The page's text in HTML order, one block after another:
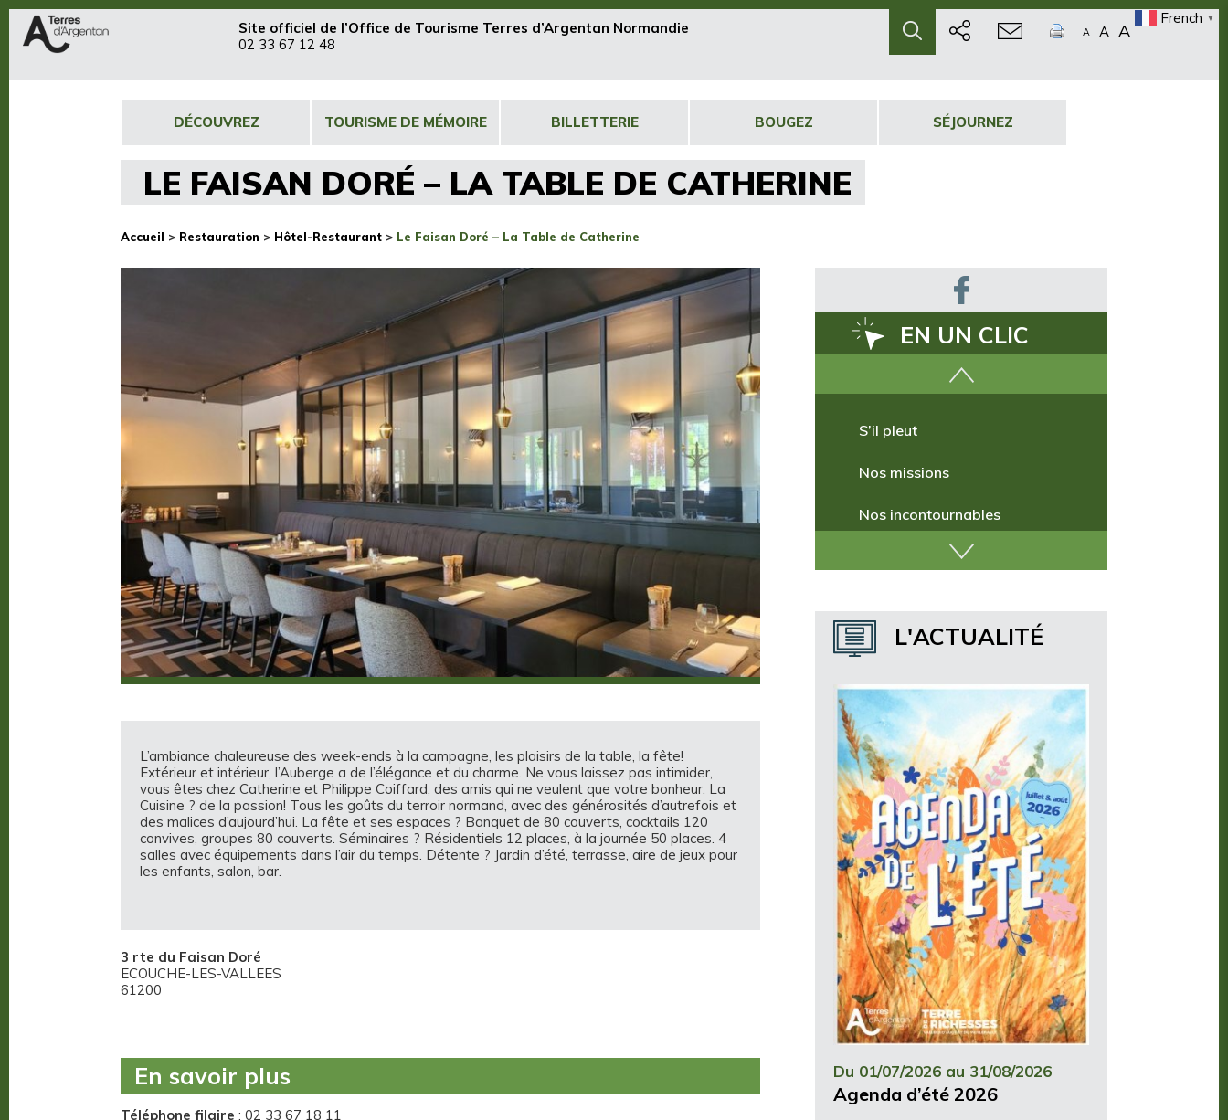
Site officiel de l’Office de Tourisme Terres d’Argentan Normandie
02 33 67 12 48
A A A
French ▼
DÉCOUVREZ TOURISME DE MÉMOIRE BILLETTERIE BOUGEZ SÉJOURNEZ
LE FAISAN DORÉ – LA TABLE DE CATHERINE
Accueil > Restauration > Hôtel-Restaurant > Le Faisan Doré – La Table de Catherine
L’ambiance chaleureuse des week-ends à la campagne, les plaisirs de la table, la fête!
Extérieur et intérieur, l’Auberge a de l’élégance et du charme. Ne vous laissez pas intimider,
vous êtes chez Catherine et Philippe Coiffard, des amis qui ne veulent que votre bonheur. La
Cuisine ? de la passion! Tous les goûts du terroir normand, avec des générosités d’autrefois et
des malices d’aujourd’hui. La fête et ses espaces ? Banquet de 80 couverts, cocktails 120
convives, groupes 80 couverts. Séminaires ? Résidentiels 12 places, à la journée 50 places. 4
salles avec équipements dans l’air du temps. Détente ? Jardin d’été, terrasse, aire de jeux pour
les enfants, salon, bar.
3 rte du Faisan Doré
ECOUCHE-LES-VALLEES
61200
En savoir plus
Téléphone filaire : 02 33 67 18 11
EN UN CLIC
Nos incontournables
Où dormir ?
L'ACTUALITÉ
Du 01/07/2026 au 31/08/2026
Agenda d’été 2026